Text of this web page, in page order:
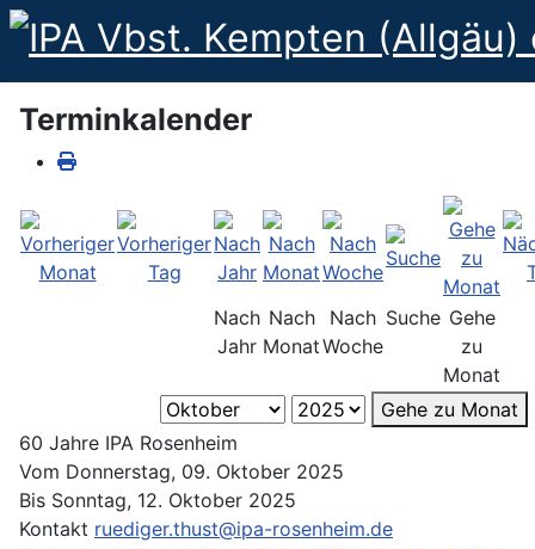
Terminkalender
Nach
Jahr
Nach
Monat
Nach
Woche
Suche Gehe
zu
Monat
Gehe zu Monat
60 Jahre IPA Rosenheim
Vom Donnerstag, 09. Oktober 2025
Bis Sonntag, 12. Oktober 2025
Kontakt ruediger.thust@ipa-rosenheim.de